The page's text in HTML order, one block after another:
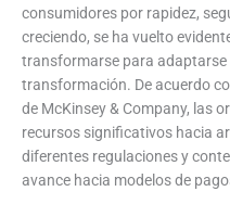
consumidores por rapidez,
creciendo, se ha vuelto
transformarse para
transformación. De acuerdo
de McKinsey & Company, las
recursos significativos hacia
diferentes regulaciones y
avance hacia modelos de